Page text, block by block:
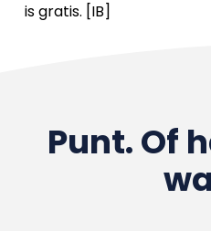
is gratis. [IB]
Punt. Of